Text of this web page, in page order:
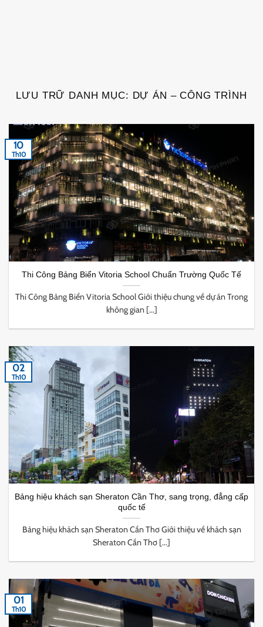
LƯU TRỮ DANH MỤC: DỰ ÁN – CÔNG TRÌNH
Thi Công Bảng Biển Vitoria School Chuẩn Trường Quốc Tế
Thi Công Bảng Biển Vitoria School Giới thiệu chung về dự án Trong
không gian [...]
10
Th10
Bảng hiệu khách sạn Sheraton Cần Thơ, sang trọng, đẳng cấp
quốc tế
Bảng hiệu khách sạn Sheraton Cần Thơ Giới thiệu về khách sạn
Sheraton Cần Thơ [...]
02
Th10
01
Th10